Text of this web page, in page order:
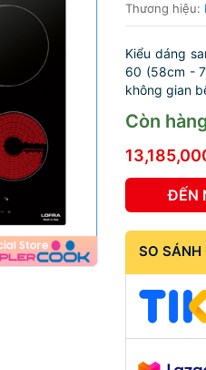
Thương hiệu:
Kiểu dáng
60 (58cm -
không gian
Còn
ĐẾN
SO SÁNH